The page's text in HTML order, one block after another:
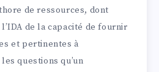
de ressources, dont
de la capacité de fournir
et pertinentes à
questions qu’un